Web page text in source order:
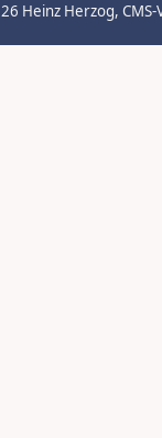
Heinz Herzog,